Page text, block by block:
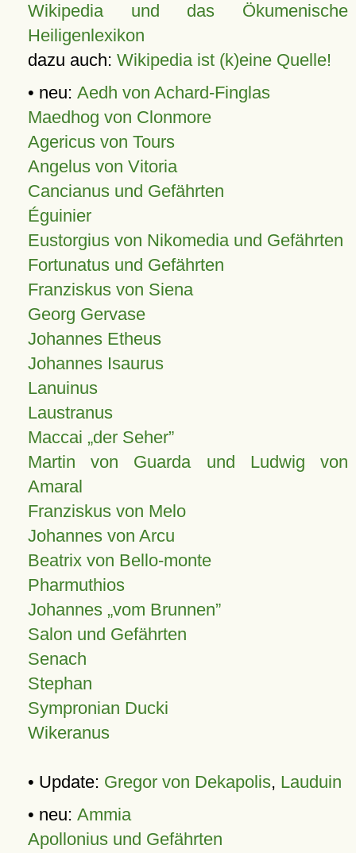
Wikipedia und das Ökumenische
Heiligenlexikon
dazu auch: Wikipedia ist (k)eine Quelle!
• neu: Aedh von Achard-Finglas
Maedhog von Clonmore
Agericus von Tours
Angelus von Vitoria
Cancianus und Gefährten
Éguinier
Eustorgius von Nikomedia und Gefährten
Fortunatus und Gefährten
Franziskus von Siena
Georg Gervase
Johannes Etheus
Johannes Isaurus
Lanuinus
Laustranus
Maccai „der Seher”
Martin von Guarda und Ludwig von
Amaral
Franziskus von Melo
Johannes von Arcu
Beatrix von Bello-monte
Pharmuthios
Johannes vom Brunnen
Salon und Gefährten
Senach
Stephan
Sympronian Ducki
Wikeranus
• Update: Gregor von Dekapolis, Lauduin
• neu: Ammia
Apollonius und Gefährten